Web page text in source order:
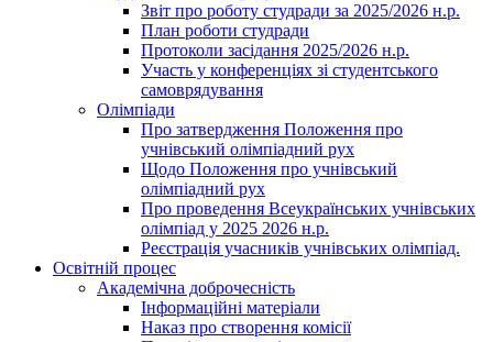
Звіт про роботу студради за 2025/2026 н.р.
План роботи студради
Протоколи засідання 2025/2026 н.р.
Участь у конференціях зі студентського
самоврядування
Олімпіади
Про затвердження Положення про
учнівський олімпіадний рух
Щодо Положення про учнівський
олімпіадний рух
Про проведення Всеукраїнських учнівських
олімпіад у 2025 2026 н.р.
Реєстрація учасників учнівських олімпіад.
Освітній процес
Академічна доброчесність
Інформаційні матеріали
Наказ про створення комісії